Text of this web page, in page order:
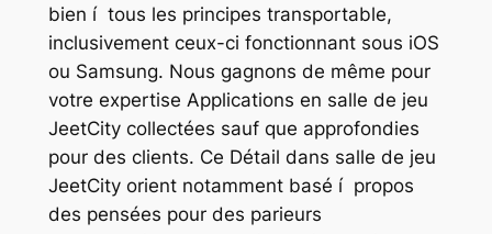
bien í tous les principes transportable,
inclusivement ceux-ci fonctionnant sous iOS
ou Samsung. Nous gagnons de même pour
votre expertise Applications en salle de jeu
JeetCity collectées sauf que approfondies
pour des clients. Ce Détail dans salle de jeu
JeetCity orient notamment basé í propos
des pensées pour des parieurs